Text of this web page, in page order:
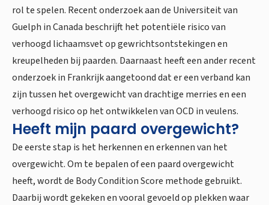
rol te spelen. Recent onderzoek aan de Universiteit van
Guelph in Canada beschrijft het potentiële risico van
verhoogd lichaamsvet op gewrichtsontstekingen en
kreupelheden bij paarden. Daarnaast heeft een ander recent
onderzoek in Frankrijk aangetoond dat er een verband kan
zijn tussen het overgewicht van drachtige merries en een
verhoogd risico op het ontwikkelen van OCD in veulens.
Heeft mijn paard overgewicht?
De eerste stap is het herkennen en erkennen van het
overgewicht. Om te bepalen of een paard overgewicht
heeft, wordt de Body Condition Score methode gebruikt.
Daarbij wordt gekeken en vooral gevoeld op plekken waar